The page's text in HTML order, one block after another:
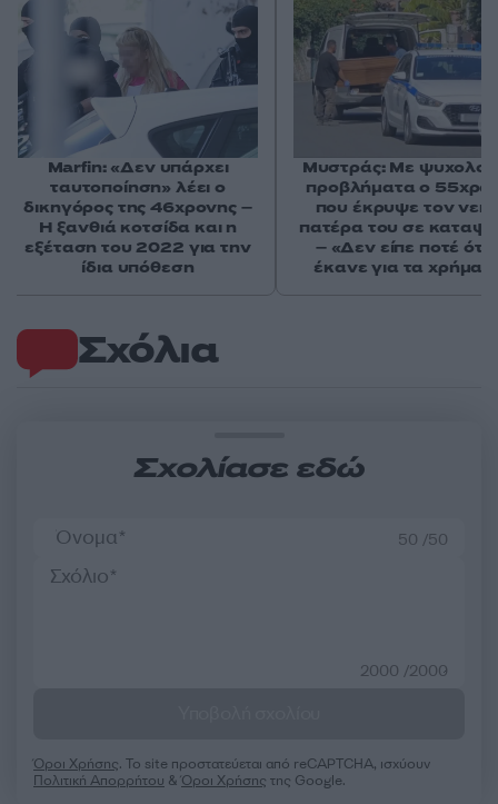
Σχόλια
Σχολίασε εδώ
50 /50
2000 /2000
Όροι Χρήσης. Το site προστατεύεται από reCAPTCHA, ισχύουν
Πολιτική Απορρήτου &Όροι Χρήσης της Google.
Marfin: «Δεν υπάρχει
ταυτοποίηση» λέει ο
δικηγόρος της 46χρονης –
Η ξανθιά κοτσίδα και η
εξέταση του 2022 για την
ίδια υπόθεση
Μυστράς: Με
προβλήματα ο
που έκρυψε τον
πατέρα του σε
– «Δεν είπε ποτέ ότι
έκανε για τα